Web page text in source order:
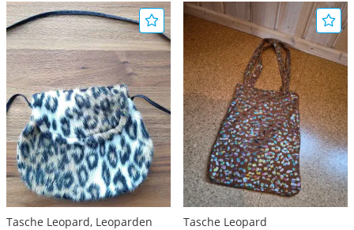
Tasche Leopard, Leoparden
Tasche Leopard